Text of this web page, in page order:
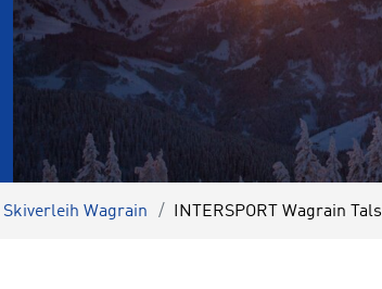
Skiverleih Wagrain INTERSPORT Wagrain